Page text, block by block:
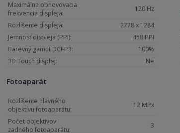
Maximálna obnovovacia
frekvencia displeja:
120 Hz
Rozlíšenie displeja:
2778 x 1284
Jemnosť displeja (PPI):
458 PPI
Barevný gamut DCI-P3:
100%
3D Touch displej:
Ne
Fotoaparát
Rozlíšenie hlavného
objektívu fotoaparátu:
12 MPx
Počet objektívov
zadného fotoaparátu:
3